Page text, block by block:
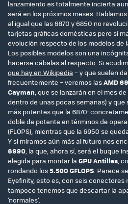
lanzamiento es totalmente incierta
será en los próximos meses.
al igual que las 6870 y 6850 no
tarjetas gráficas domésticas pero sí
evolución respecto de los modelos de
Los posibles modelos son una
hacerse cábalas al respecto. Si
que hay en Wikipedia – y que suelen
frecuentemente – veremos lasAMD
Cayman , que se lanzarán en el mes de
dentro de unas pocas semanas) y
más potentes que la 6870:
doble de potente en términos de
(FLOPS), mientras que la 6950 se
Y si miramos aún más al futuro nos
6990 , la que, ahora sí, será el buque
elegida para montar la GPU Antilles ,
rondando los5.500 GFLOPS . Parece
Eyefinity, esto es, con seis conectores
tampoco tenemos que descartar la
‘normales’.